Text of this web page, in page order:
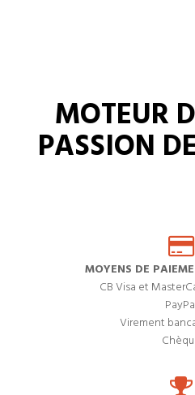
MOTEUR
PASSION
MOYENS DE
CB Visa et
Virement